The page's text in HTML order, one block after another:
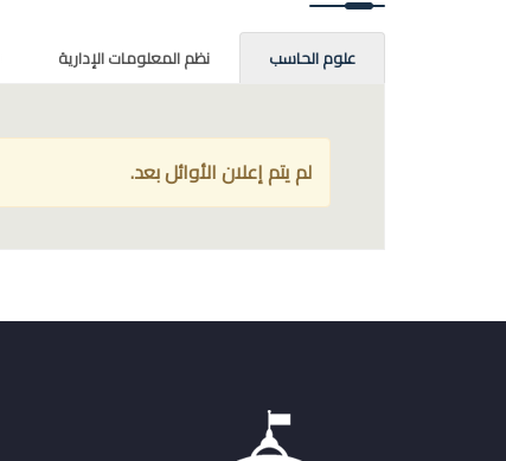
علوم الحاسب نظم المعلومات الإدارية
لم يتم إعلان الأوائل بعد.